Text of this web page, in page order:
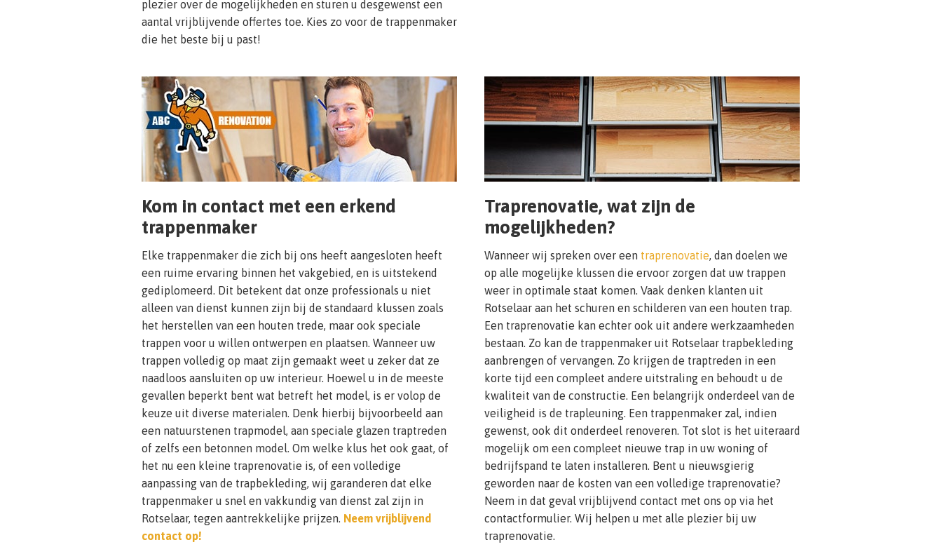
plezier over de mogelijkheden en sturen u desgewenst een
aantal vrijblijvende offertes toe. Kies zo voor de trappenmaker
die het beste bij u past!
Kom in contact met een erkend
trappenmaker
Elke trappenmaker die zich bij ons heeft aangesloten heeft
een ruime ervaring binnen het vakgebied, en is uitstekend
gediplomeerd. Dit betekent dat onze professionals u niet
alleen van dienst kunnen zijn bij de standaard klussen zoals
het herstellen van een houten trede, maar ook speciale
trappen voor u willen ontwerpen en plaatsen. Wanneer uw
trappen volledig op maat zijn gemaakt weet u zeker dat ze
naadloos aansluiten op uw interieur. Hoewel u in de meeste
gevallen beperkt bent wat betreft het model, is er volop de
keuze uit diverse materialen. Denk hierbij bijvoorbeeld aan
een natuurstenen trapmodel, aan speciale glazen traptreden
of zelfs een betonnen model. Om welke klus het ook gaat, of
het nu een kleine traprenovatie is, of een volledige
aanpassing van de trapbekleding, wij garanderen dat elke
trappenmaker u snel en vakkundig van dienst zal zijn in
Rotselaar, tegen aantrekkelijke prijzen. Neem vrijblijvend
contact op!
Traprenovatie, wat zijn de
mogelijkheden?
Wanneer wij spreken over een traprenovatie, dan doelen we
op alle mogelijke klussen die ervoor zorgen dat uw trappen
weer in optimale staat komen. Vaak denken klanten uit
Rotselaar aan het schuren en schilderen van een houten trap.
Een traprenovatie kan echter ook uit andere werkzaamheden
bestaan. Zo kan de trappenmaker uit Rotselaar trapbekleding
aanbrengen of vervangen. Zo krijgen de traptreden in een
korte tijd een compleet andere uitstraling en behoudt u de
kwaliteit van de constructie. Een belangrijk onderdeel van de
veiligheid is de trapleuning. Een trappenmaker zal, indien
gewenst, ook dit onderdeel renoveren. Tot slot is het uiteraard
mogelijk om een compleet nieuwe trap in uw woning of
bedrijfspand te laten installeren. Bent u nieuwsgierig
geworden naar de kosten van een volledige traprenovatie?
Neem in dat geval vrijblijvend contact met ons op via het
contactformulier. Wij helpen u met alle plezier bij uw
traprenovatie.